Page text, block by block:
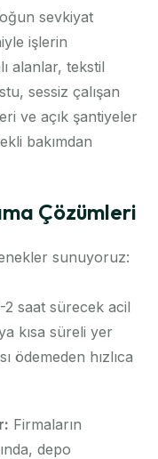
sevkiyat
işlerin
alanlar, tekstil
sessiz çalışan
ve açık şantiyeler
bakımdan
Çözümleri
sunuyoruz:
2 saat sürecek acil
kısa süreli yer
ödemeden hızlıca
Firmaların
depo